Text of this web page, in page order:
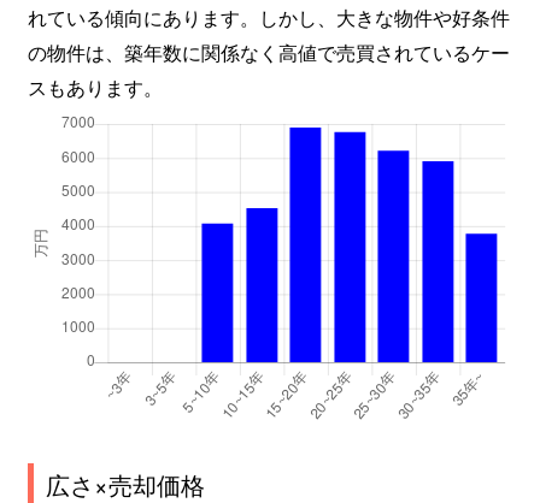
れている傾向にあります。しかし、大きな物件や好条件
の物件は、築年数に関係なく高値で売買されているケー
スもあります。
広さ×売却価格